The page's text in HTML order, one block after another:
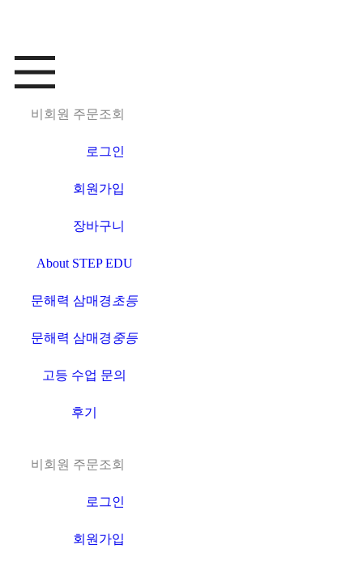
비회원 주문조회
로그인
회원가입
장바구니
About STEP EDU
문해력 삼매경 초등
문해력 삼매경 중등
고등 수업 문의
후기
비회원 주문조회
로그인
회원가입